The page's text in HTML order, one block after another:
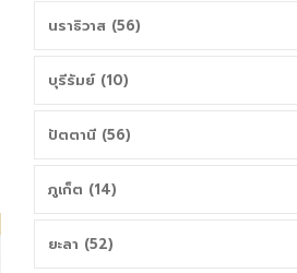
นราธิวาส (56)
บุรีรัมย์ (10)
ปัตตานี (56)
ภูเก็ต (14)
ยะลา (52)